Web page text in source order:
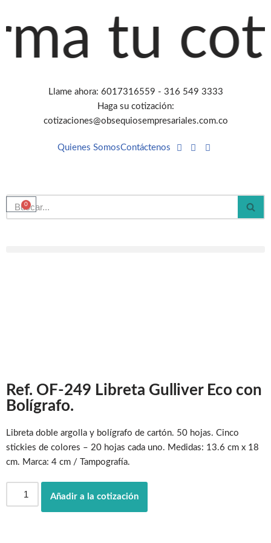
Saltar
tu
Llame ahora: 6017316559 - 316 549 3333
Haga su cotización:
cotizaciones@obsequiosempresariales.com.co
Quienes SomosContáctenos
0
Ref. OF-249 Libreta Gulliver Eco con
Bolígrafo.
Libreta doble argolla y bolígrafo de cartón. 50 hojas. Cinco
stickies de colores – 20 hojas cada uno. Medidas: 13.6 cm x 18
cm. Marca: 4 cm / Tampografía.
Añadir a la cotización